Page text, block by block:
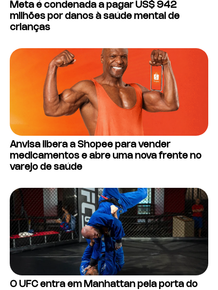
Meta é condenada a pagar US$ 942
milhões por danos à saúde mental de
crianças
Anvisa libera a Shopee para vender
medicamentos e abre uma nova frente no
varejo de saúde
O UFC entra em Manhattan pela porta do